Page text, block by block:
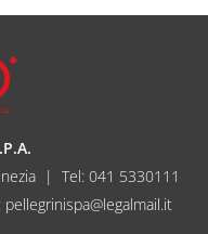
| Tel: 041 5330111